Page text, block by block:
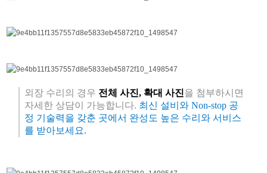
외장 수리의 경우 전체 사진, 확대 사진을 첨부하시면
자세한 상담이 가능합니다. 최신 설비와 Non-stop 공
정 기술력을 갖춘 곳에서 완성도 높은 수리와 서비스
를 받아보세요.